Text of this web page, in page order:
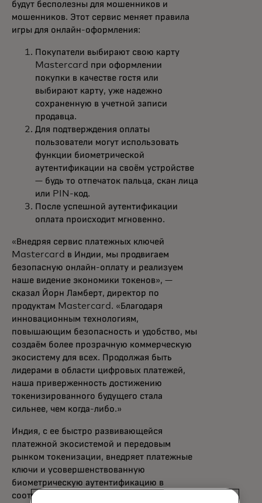
будут бесполезны для мошенников и
мошенников. Этот сервис меняет правила
игры для онлайн-оформления:
Покупатели выбирают свою карту
Mastercard при оформлении
покупки в качестве гостя или
выбирают карту, уже надежно
сохраненную в учетной записи
продавца.
Для подтверждения оплаты
пользователи могут использовать
функции биометрической
аутентификации на своём устройстве
— будь то отпечаток пальца, скан лица
или PIN-код.
После успешной аутентификации
оплата происходит мгновенно.
«Внедряя сервис платежных ключей
Mastercard в Индии, мы продвигаем
безопасную онлайн-оплату и реализуем
наше видение экономики токенов», —
сказал Йорн Ламберт, директор по
продуктам Mastercard. «Благодаря
инновационным технологиям,
повышающим безопасность и удобство, мы
создаём более прозрачную коммерческую
экосистему для всех. Продолжая быть
лидерами в области цифровых платежей,
наша приверженность достижению
токенизированного будущего стала
сильнее, чем когда-либо.»
Индия, с ее быстро развивающейся
платежной экосистемой и передовым
рынком токенизации, внедряет платежные
ключи и усовершенствованную
биометрическую аутентификацию в
соответствии с целью Резервного банка